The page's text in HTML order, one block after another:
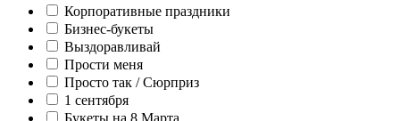
Корпоративные праздники
Бизнес-букеты
Выздоравливай
Прости меня
Просто так / Сюрприз
1 сентября
Букеты на 8 Марта